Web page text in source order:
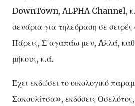
DownTown, ALPHA Channel,
σενάρια για τηλεόραση σε
Πάρεις, Σ΄αγαπάω μεν, Aλλά,
μήκους, κ.ά.
Έχει εκδώσει το οικολογικό
Σακουλίτσα», εκδόσεις